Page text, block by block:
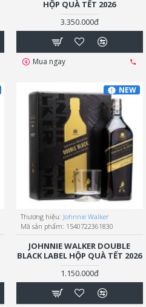
HỘP QUÀ TẾT 2026
3.350.000đ
Mua ngay
NEW
Thương hiệu: Johnnie Walker
Mã sản phẩm: 1540722361830
JOHNNIE WALKER DOUBLE
BLACK LABEL HỘP QUÀ TẾT 2026
1.150.000đ